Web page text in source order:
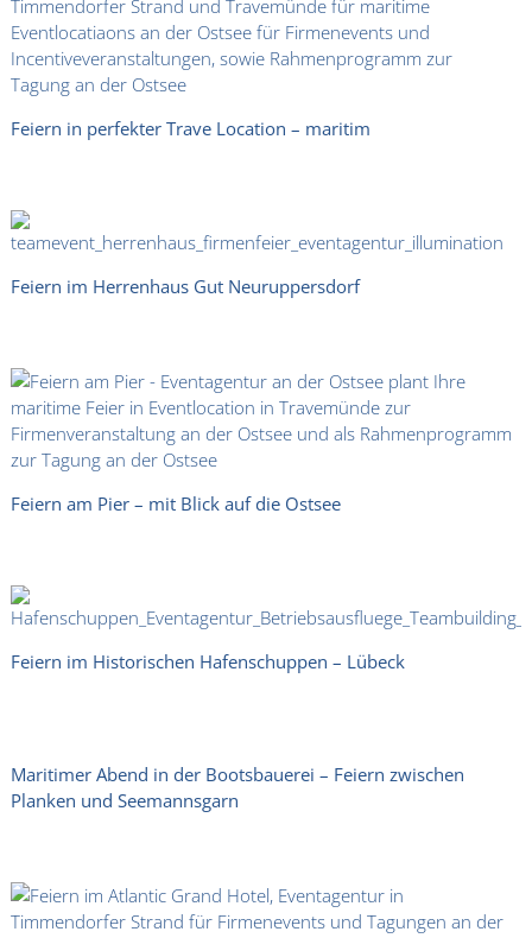
Feiern in perfekter Trave Location – maritim
Feiern im Herrenhaus Gut Neuruppersdorf
Feiern am Pier – mit Blick auf die Ostsee
Feiern im Historischen Hafenschuppen – Lübeck
Maritimer Abend in der Bootsbauerei – Feiern zwischen
Planken und Seemannsgarn